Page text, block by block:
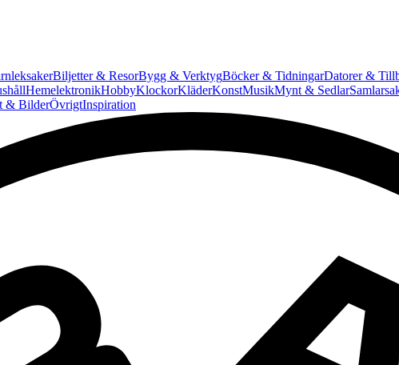
Biljetter & ResorBygg & VerktygBöcker & TidningarDatorer &
HemelektronikHobbyKlockorKläderKonstMusikMynt & Sedlar
& BilderÖvrigtInspiration